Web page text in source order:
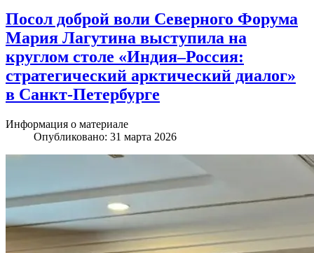
Посол доброй воли Северного Форума
Мария Лагутина выступила на
круглом столе «Индия–Россия:
стратегический арктический диалог»
в Санкт-Петербурге
Информация о материале
Опубликовано: 31 марта 2026